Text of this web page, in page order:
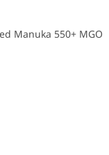
Manuka 550+ MGO